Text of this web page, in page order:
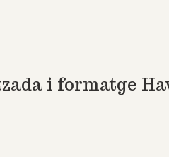
i formatge